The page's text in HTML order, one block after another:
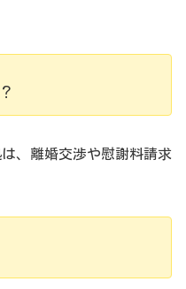
、離婚交渉や慰謝料請求